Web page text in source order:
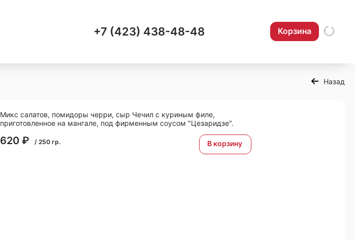
+7 (423) 438-48-48 Корзина
Назад
Микс салатов, помидоры черри, сыр Чечил с куриным филе,
приготовленное на мангале, под фирменным соусом "Цезаридзе".
620 ₽ / 250 гр. В корзину